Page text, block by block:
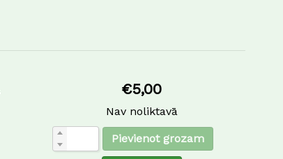
€5,00
Nav noliktavā
Pievienot grozam